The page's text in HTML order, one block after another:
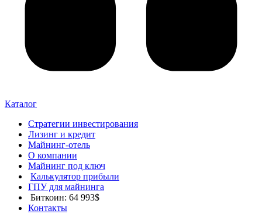
Каталог
Стратегии инвестирования
Лизинг и кредит
Майнинг-отель
О компании
Майнинг под ключ
Калькулятор прибыли
ГПУ для майнинга
Биткоин: 64 993$
Контакты